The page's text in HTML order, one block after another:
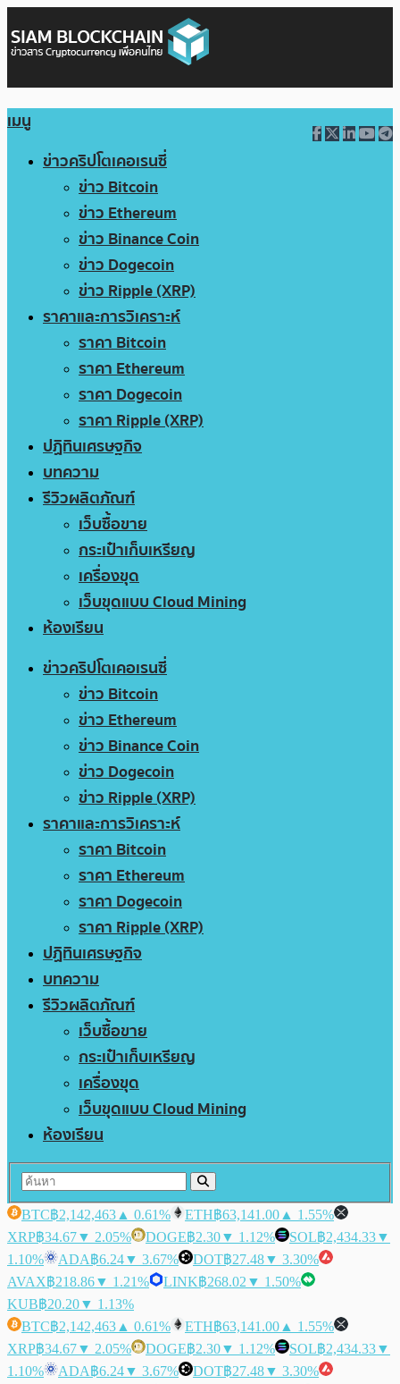
เมนู
ข่าวคริปโตเคอเรนซี่
ข่าว Bitcoin
ข่าว Ethereum
ข่าว Binance Coin
ข่าว Dogecoin
ข่าว Ripple (XRP)
ราคาและการวิเคราะห์
ราคา Bitcoin
ราคา Ethereum
ราคา Dogecoin
ราคา Ripple (XRP)
ปฏิทินเศรษฐกิจ
บทความ
รีวิวผลิตภัณฑ์
เว็บซื้อขาย
กระเป๋าเก็บเหรียญ
เครื่องขุด
เว็บขุดแบบ Cloud Mining
ห้องเรียน
ข่าวคริปโตเคอเรนซี่
ข่าว Bitcoin
ข่าว Ethereum
ข่าว Binance Coin
ข่าว Dogecoin
ข่าว Ripple (XRP)
ราคาและการวิเคราะห์
ราคา Bitcoin
ราคา Ethereum
ราคา Dogecoin
ราคา Ripple (XRP)
ปฏิทินเศรษฐกิจ
บทความ
รีวิวผลิตภัณฑ์
เว็บซื้อขาย
กระเป๋าเก็บเหรียญ
เครื่องขุด
เว็บขุดแบบ Cloud Mining
ห้องเรียน
BTC฿2,142,463 ▲ 0.61% ETH฿63,141.00 ▲ 1.55%
XRP฿34.67▼ 2.05% DOGE฿2.30▼ 1.12% SOL฿2,434.33▼
1.10%
ADA฿6.24▼ 3.67% DOT฿27.48▼ 3.30%
AVAX฿218.86▼ 1.21% LINK฿268.02 ▼ 1.50%
KUB฿20.20▼ 1.13%
BTC฿2,142,463 ▲ 0.61% ETH฿63,141.00 ▲ 1.55%
XRP฿34.67▼ 2.05% DOGE฿2.30▼ 1.12% SOL฿2,434.33▼
1.10%
ADA฿6.24▼ 3.67% DOT฿27.48▼ 3.30%